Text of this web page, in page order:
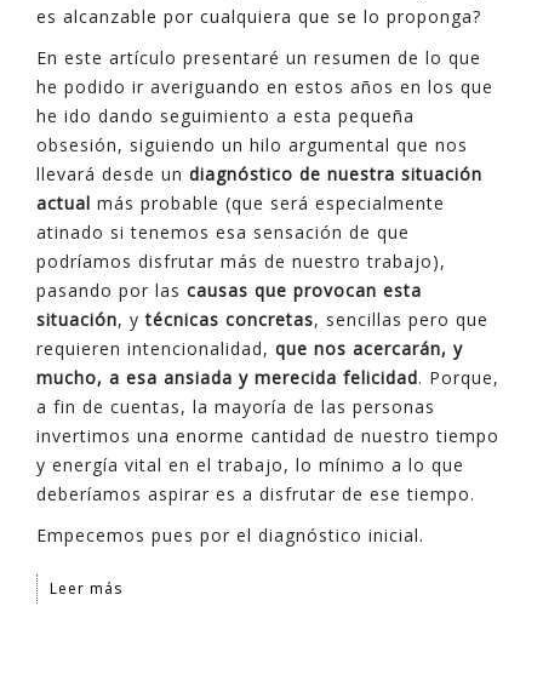
es alcanzable por cualquiera que se lo proponga?
En este artículo presentaré un resumen de lo que
he podido ir averiguando en estos años en los que
he ido dando seguimiento a esta pequeña
obsesión, siguiendo un hilo argumental que nos
llevará desde un diagnóstico de nuestra situación
actual más probable (que será especialmente
atinado si tenemos esa sensación de que
podríamos disfrutar más de nuestro trabajo),
pasando por las causas que provocan esta
situación, ytécnicas concretas, sencillas pero que
requieren intencionalidad, que nos acercarán, y
mucho, a esa ansiada y merecida felicidad. Porque,
a fin de cuentas, la mayoría de las personas
invertimos una enorme cantidad de nuestro tiempo
y energía vital en el trabajo, lo mínimo a lo que
deberíamos aspirar es a disfrutar de ese tiempo.
Empecemos pues por el diagnóstico inicial.
Leer más